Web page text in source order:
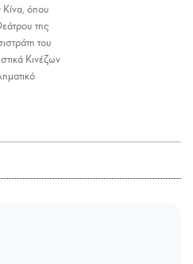
Κίνα, όπου
της
του
Κινέζων